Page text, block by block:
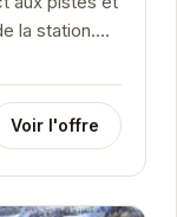
la station.
Voir l'offre